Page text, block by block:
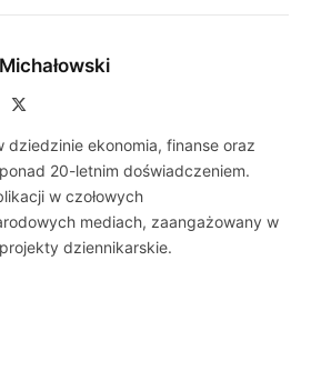
dziedzinie ekonomia, finanse oraz
20-letnim doświadczeniem.
w czołowych
mediach, zaangażowany w
dziennikarskie.